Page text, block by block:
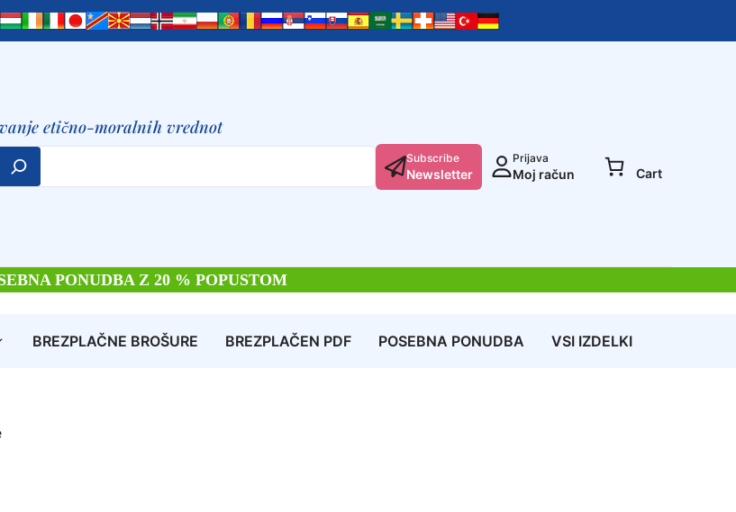
etično-moralnih vrednot
Subscribe
Newsletter
Prijava
Moj račun Cart
PONUDBA Z 20 % POPUSTOM
BREZPLAČNE BROŠURE BREZPLAČEN PDF POSEBNA PONUDBA VSI IZDELKI